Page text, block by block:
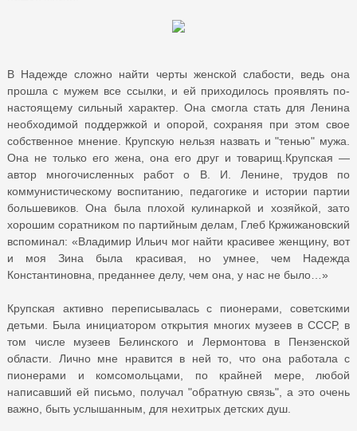
В Надежде сложно найти черты женской слабости, ведь она
прошла с мужем все ссылки, и ей приходилось проявлять по-
настоящему сильный характер. Она смогла стать для Ленина
необходимой поддержкой и опорой, сохраняя при этом свое
собственное мнение. Крупскую нельзя назвать и "тенью" мужа.
Она не только его жена, она его друг и товарищ.Крупская —
автор многочисленных работ о В. И. Ленине, трудов по
коммунистическому воспитанию, педагогике и истории партии
большевиков. Она была плохой кулинаркой и хозяйкой, зато
хорошим соратником по партийным делам, Глеб Кржижановский
вспоминал: «Владимир Ильич мог найти красивее женщину, вот
и моя Зина была красивая, но умнее, чем Надежда
Константиновна, преданнее делу, чем она, у нас не было…»
Крупская активно переписывалась с пионерами, советскими
детьми. Была инициатором открытия многих музеев в СССР, в
том числе музеев Белинского и Лермонтова в Пензенской
области. Лично мне нравится в ней то, что она работала с
пионерами и комсомольцами, по крайней мере, любой
написавший ей письмо, получал "обратную связь", а это очень
важно, быть услышанным, для нехитрых детских душ.